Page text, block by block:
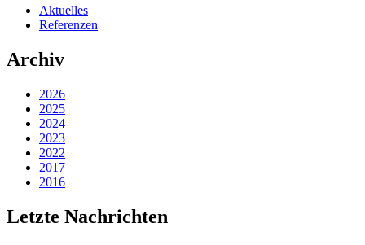
Aktuelles
Referenzen
Archiv
2026
2025
2024
2023
2022
2017
2016
Letzte Nachrichten